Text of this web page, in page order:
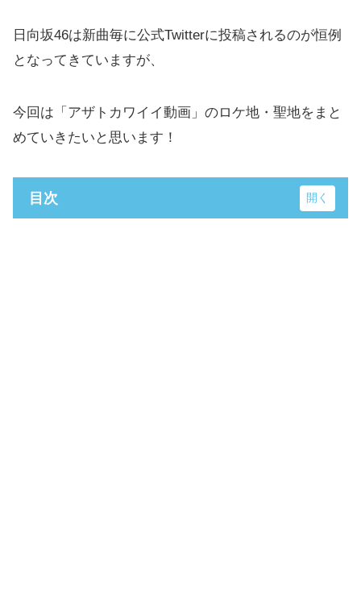
日向坂46は新曲毎に公式Twitterに投稿されるのが恒例
となってきていますが、
今回は「アザトカワイイ動画」のロケ地・聖地をまと
めていきたいと思います！
目次